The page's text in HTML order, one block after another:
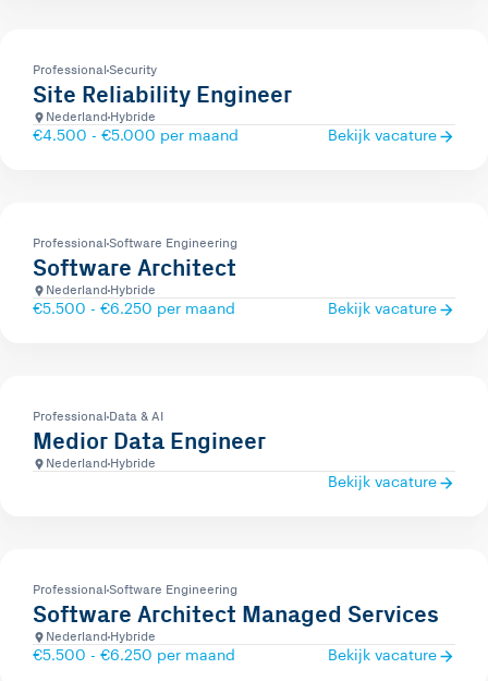
Professional Security
Site Reliability Engineer
Nederland Hybride
€4.500 - €5.000 per maand Bekijk vacature
Professional Software Engineering
Software Architect
Nederland Hybride
€5.500 - €6.250 per maand Bekijk vacature
Professional Data & AI
Medior Data Engineer
Nederland Hybride
Bekijk vacature
Professional Software Engineering
Software Architect Managed Services
Nederland Hybride
€5.500 - €6.250 per maand Bekijk vacature